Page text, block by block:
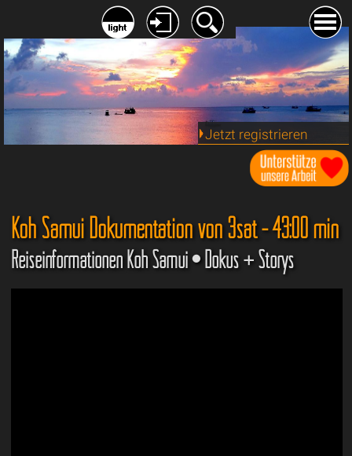
Jetzt registrieren
Koh Samui Dokumentation von 3sat - 43:00 min
Reiseinformationen Koh Samui • Dokus + Storys